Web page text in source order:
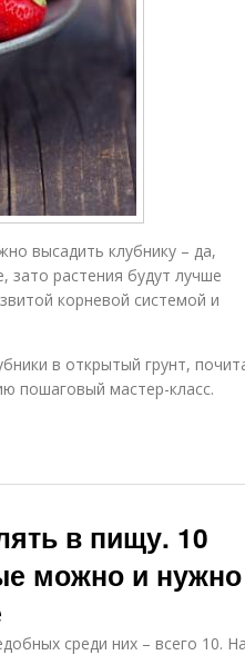
высадить клубнику – да,
растения будут лучше
корневой системой и
в открытый грунт,
пошаговый мастер-класс.
в пищу. 10
можно и нужно
среди них – всего 10. На